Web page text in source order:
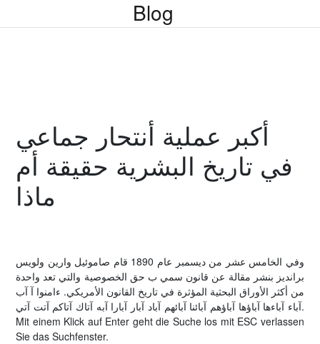
Blog
أكبر عملية أنتحار جماعي
في تاريخ البشرية حقيقة أم
ماذا
وفي الخامس عشر من ديسمبر عام 1890 قام صاموئيل وارين ولويس
برانديز بنشر مقالة عن قانون سمي ب حق الخصوصية والتي تعد واحدة
من أكثر الأوراق البحثية المؤثرة في تاريخ القانون الأمريكي. ءامنوا آ آب
آباء آباءها آباؤها آباؤهم آبائنا آبائهم آباد آبار آبارا آبه آتاك آتاكم آتت آتي.
Mit einem Klick auf Enter geht die Suche los mit ESC verlassen
Sie das Suchfenster.